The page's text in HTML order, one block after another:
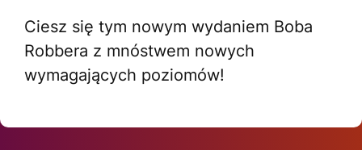
Ciesz się tym nowym wydaniem Boba
Robbera z mnóstwem nowych
wymagających poziomów!